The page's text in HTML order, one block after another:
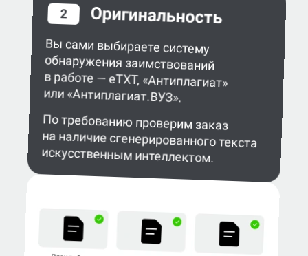
2 Оригинальность
Вы сами выбираете систему
обнаружения заимствований
в работе — eTXT, «Антиплагиат»
или «Антиплагиат.ВУЗ».
По требованию проверим заказ
на наличие сгенерированного текста
искусственным интеллектом.